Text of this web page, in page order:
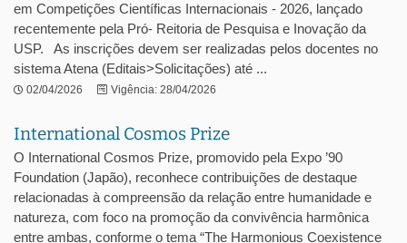
em Competições Científicas Internacionais - 2026, lançado
recentemente pela Pró- Reitoria de Pesquisa e Inovação da
USP. As inscrições devem ser realizadas pelos docentes no
sistema Atena (Editais>Solicitações) até ...
02/04/2026 Vigência: 28/04/2026
International Cosmos Prize
O International Cosmos Prize, promovido pela Expo ’90
Foundation (Japão), reconhece contribuições de destaque
relacionadas à compreensão da relação entre humanidade e
natureza, com foco na promoção da convivência harmônica
entre ambas, conforme o tema “The Harmonious Coexistence